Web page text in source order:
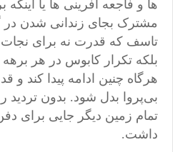
ها و فاجعه آفرینی ها یا اینکه
مشترک بجای زندانی شدن در
تاسف که قدرت نه برای نجات
بلکه تکرار کابوس در هر
هرگاه چنین ادامه پیدا کند
بی‌پروا بدل شود. بدون
تمام زمین دیگر جایی برای
داشت.